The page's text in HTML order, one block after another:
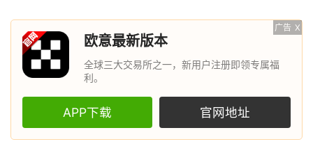
广告 X
欧意最新版本
全球三大交易所之一，新用户注册即领专属福
利。
APP下载 官网地址